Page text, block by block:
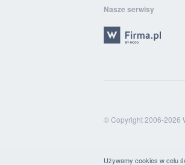
Nasze serwisy
© Copyright 2006-2026
Używamy cookies w celu